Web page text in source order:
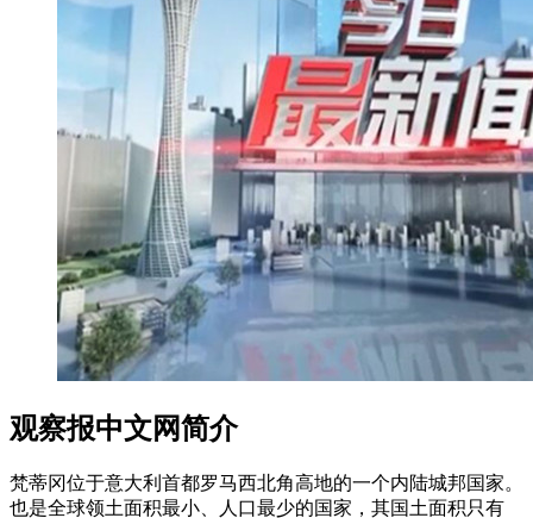
观察报中文网简介
梵蒂冈位于意大利首都罗马西北角高地的一个内陆城邦国家。
也是全球领土面积最小、人口最少的国家，其国土面积只有